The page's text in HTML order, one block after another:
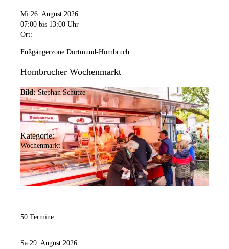
Mi 26. August 2026
07:00 bis 13:00 Uhr
Ort:
Fußgängerzone Dortmund-Hombruch
Hombrucher Wochenmarkt
Bild: Stephan Schütze
Kategorie:
Wochenmarkt
50 Termine
Sa 29. August 2026